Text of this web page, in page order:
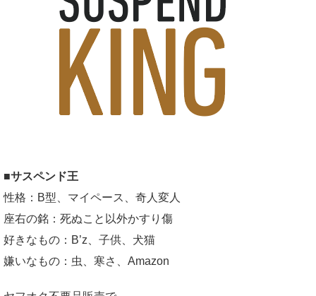
■サスペンド王
性格：B型、マイペース、奇人変人
座右の銘：死ぬこと以外かすり傷
好きなもの：B’z、子供、犬猫
嫌いなもの：虫、寒さ、Amazon